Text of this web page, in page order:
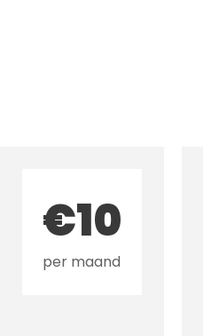
€10
per maand